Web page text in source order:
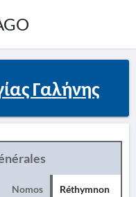
Γαλήνης
Nomos Réthymnon